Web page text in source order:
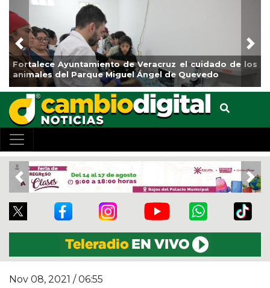
Fortalece Ayuntamiento de Veracruz el cuidado de los
animales del Parque Miguel Ángel de Quevedo
Previous
Previous
Nov 08, 2021 / 06:55